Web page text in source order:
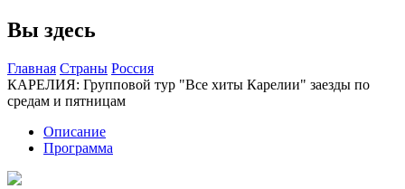
Вы здесь
Главная Страны Россия
КАРЕЛИЯ: Групповой тур "Все хиты Карелии" заезды по
средам и пятницам
Описание
Программа